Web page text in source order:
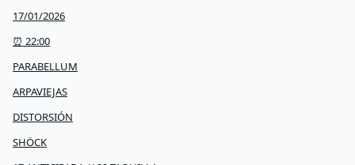
17/01/2026
⏰ 22:00
PARABELLUM
ARPAVIEJAS
DISTORSIÓN
SHÖCK